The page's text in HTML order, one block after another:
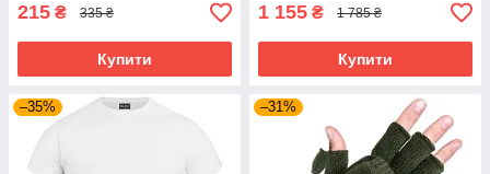
215 ₴ 335 ₴
Купити
1 155 ₴ 1 785 ₴
Купити
–35% –31%